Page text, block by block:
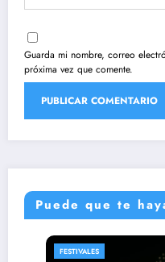
Guarda mi nombre, correo
próxima vez que comente.
Puede que te
FESTIVALES